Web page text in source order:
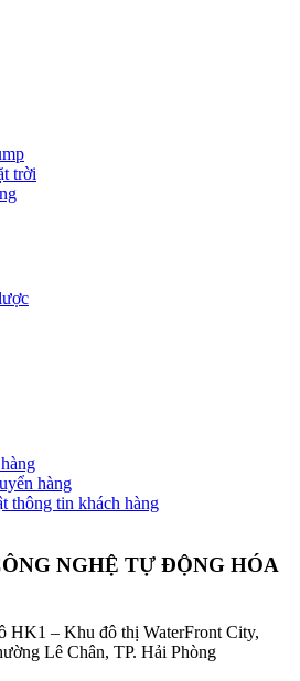
trời
hàng
thông tin khách hàng
NGHỆ TỰ ĐỘNG HÓA
HK1 – Khu đô thị WaterFront City,
Lê Chân, TP. Hải Phòng